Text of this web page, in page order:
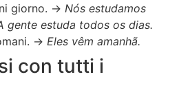
giorno. → Nós estudamos
gente estuda todos os dias.
→ Eles vêm amanhã.
con tutti i